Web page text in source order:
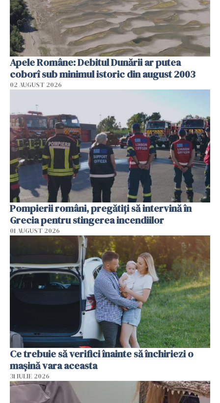
Apele Române: Debitul Dunării ar putea
coborî sub minimul istoric din august 2003
02 AUGUST 2026
Pompierii români, pregătiţi să intervină în
Grecia pentru stingerea incendiilor
01 AUGUST 2026
Ce trebuie să verifici înainte să închiriezi o
mașină vara aceasta
31 IULIE 2026